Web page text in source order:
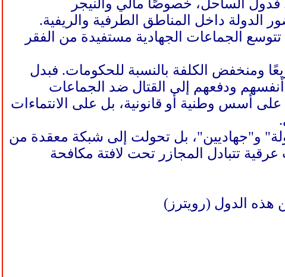
الساحل، خصوصًا مالي والنيجر
الدولة داخل المناطق الطرفية والريفية.
الجماعات الجهادية مستفيدة من الفقر
ومنخفض الكلفة بالنسبة للحكومات. فبدل
ودفعهم إلى القتال ضد الجماعات
أسس وطنية أو قانونية، بل على الانتماءات
و"جهاديين"، بل تحولت إلى شبكة معقدة من
تتبادل المجازر تحت لافتة مكافحة
هذه الدول (رويترز)